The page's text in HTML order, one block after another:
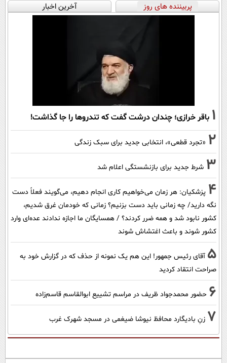
پربیننده های روز آخرین اخبار
1 باقر خرازی؛ چندان درشت گفت که تندروها را جا گذاشت!
2 «تجرد قطعی»، انتخابی جدید برای سبک زندگی
3 شرط جدید برای بازنشستگی اعلام شد
4 پزشکیان: هر زمان می‌خواهیم کاری انجام دهیم، می‌گویند فعلاً دست
نگه دارید/ چه زمانی باید دست بزنیم؟ زمانی که خودمان غرق شدیم،
کشور نابود شد و همه ضرر کردند؟ / همسایگان ما اجازه ندادند عده‌ای وارد
کشور شوند و باعث اغتشاش شوند
5 آقای رئیس جمهور! این هم یک نمونه از حذف که در گزارش خود به
صراحت انتقاد کردید
6 حضور محمدجواد ظریف در مراسم تشییع ابوالقاسم قاسم‌زاده
7 زنِ بادیگارد محافظ نیوشا ضیغمی در مسجد شهرک غرب